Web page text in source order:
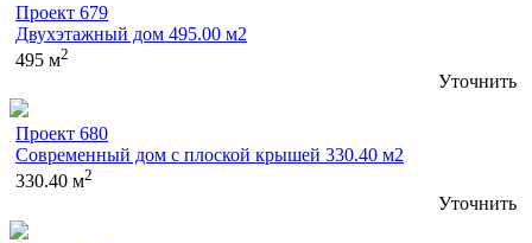
Проект 679
Двухэтажный дом 495.00 м2
495 м2
Уточнить
Проект 680
Современный дом с плоской крышей 330.40 м2
330.40 м2
Уточнить